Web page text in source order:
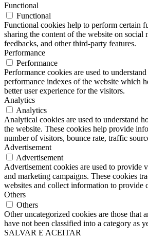
Functional
Functional
Functional cookies help to perform certain
sharing the content of the website on social
feedbacks, and other third-party features.
Performance
Performance
Performance cookies are used to
performance indexes of the website which
better user experience for the visitors.
Analytics
Analytics
Analytical cookies are used to understand
the website. These cookies help provide
number of visitors, bounce rate, traffic
Advertisement
Advertisement
Advertisement cookies are used to provide
and marketing campaigns. These cookies
websites and collect information to provide
Others
Others
Other uncategorized cookies are those that
have not been classified into a category as
SALVAR E ACEITAR